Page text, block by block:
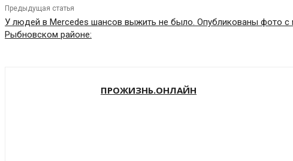
Предыдущая статья
У людей в Mercedes шансов выжить не было. Опубликованы фото
Рыбновском районе:
ПРОЖИЗНЬ.ОНЛАЙН